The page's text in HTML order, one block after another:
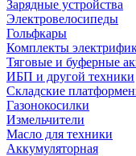
Зарядные устройства
Электровелосипеды
Гольфкары
Комплекты
Тяговые и буферные
ИБП и другой техники
Складские
Газонокосилки
Измельчители
Масло для техники
Аккумуляторная